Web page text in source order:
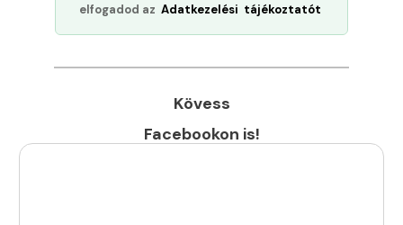
elfogadod az Adatkezelési tájékoztatót
Kövess
Facebookon is!